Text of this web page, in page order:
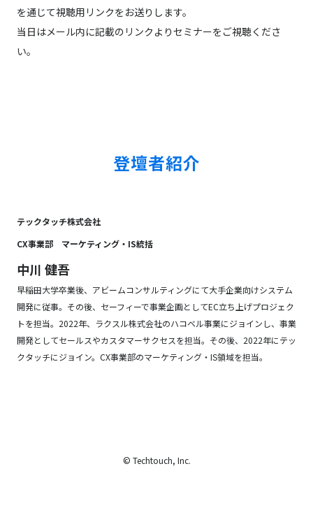
を通じて視聴用リンクをお送りします。
当日はメール内に記載のリンクよりセミナーをご視聴くださ
い。
登壇者紹介
テックタッチ株式会社
CX事業部 マーケティング・IS統括
中川 健吾
早稲田大学卒業後、アビームコンサルティングにて大手企業向けシステム
開発に従事。その後、セーフィーで事業企画としてEC立ち上げプロジェク
トを担当。2022年、ラクスル株式会社のハコベル事業にジョインし、事業
開発としてセールスやカスタマーサクセスを担当。その後、2022年にテッ
クタッチにジョイン。CX事業部のマーケティング・IS領域を担当。
© Techtouch, Inc.